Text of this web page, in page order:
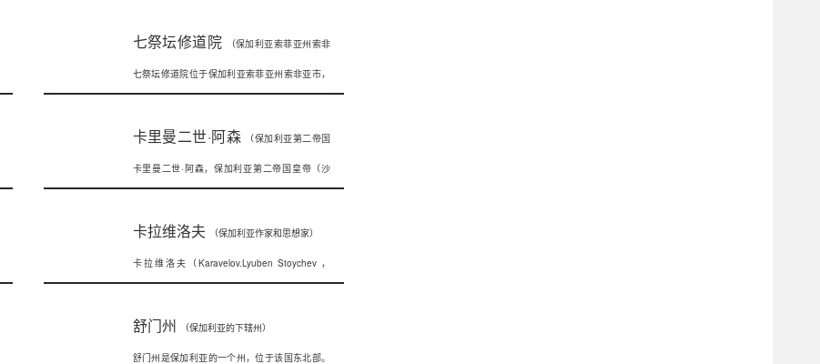
七祭坛修道院 （保加利亚索菲亚州索非
亚市的东正教修道院）
七祭坛修道院位于保加利亚索菲亚州索非亚市，
卡里曼二世·阿森 （保加利亚第二帝国
皇帝）
卡里曼二世·阿森，保加利亚第二帝国皇帝（沙
卡拉维洛夫 （保加利亚作家和思想家）
卡拉维洛夫（Karavelov.Lyuben Stoychev ，
舒门州 （保加利亚的下辖州）
舒门州是保加利亚的一个州，位于该国东北部。